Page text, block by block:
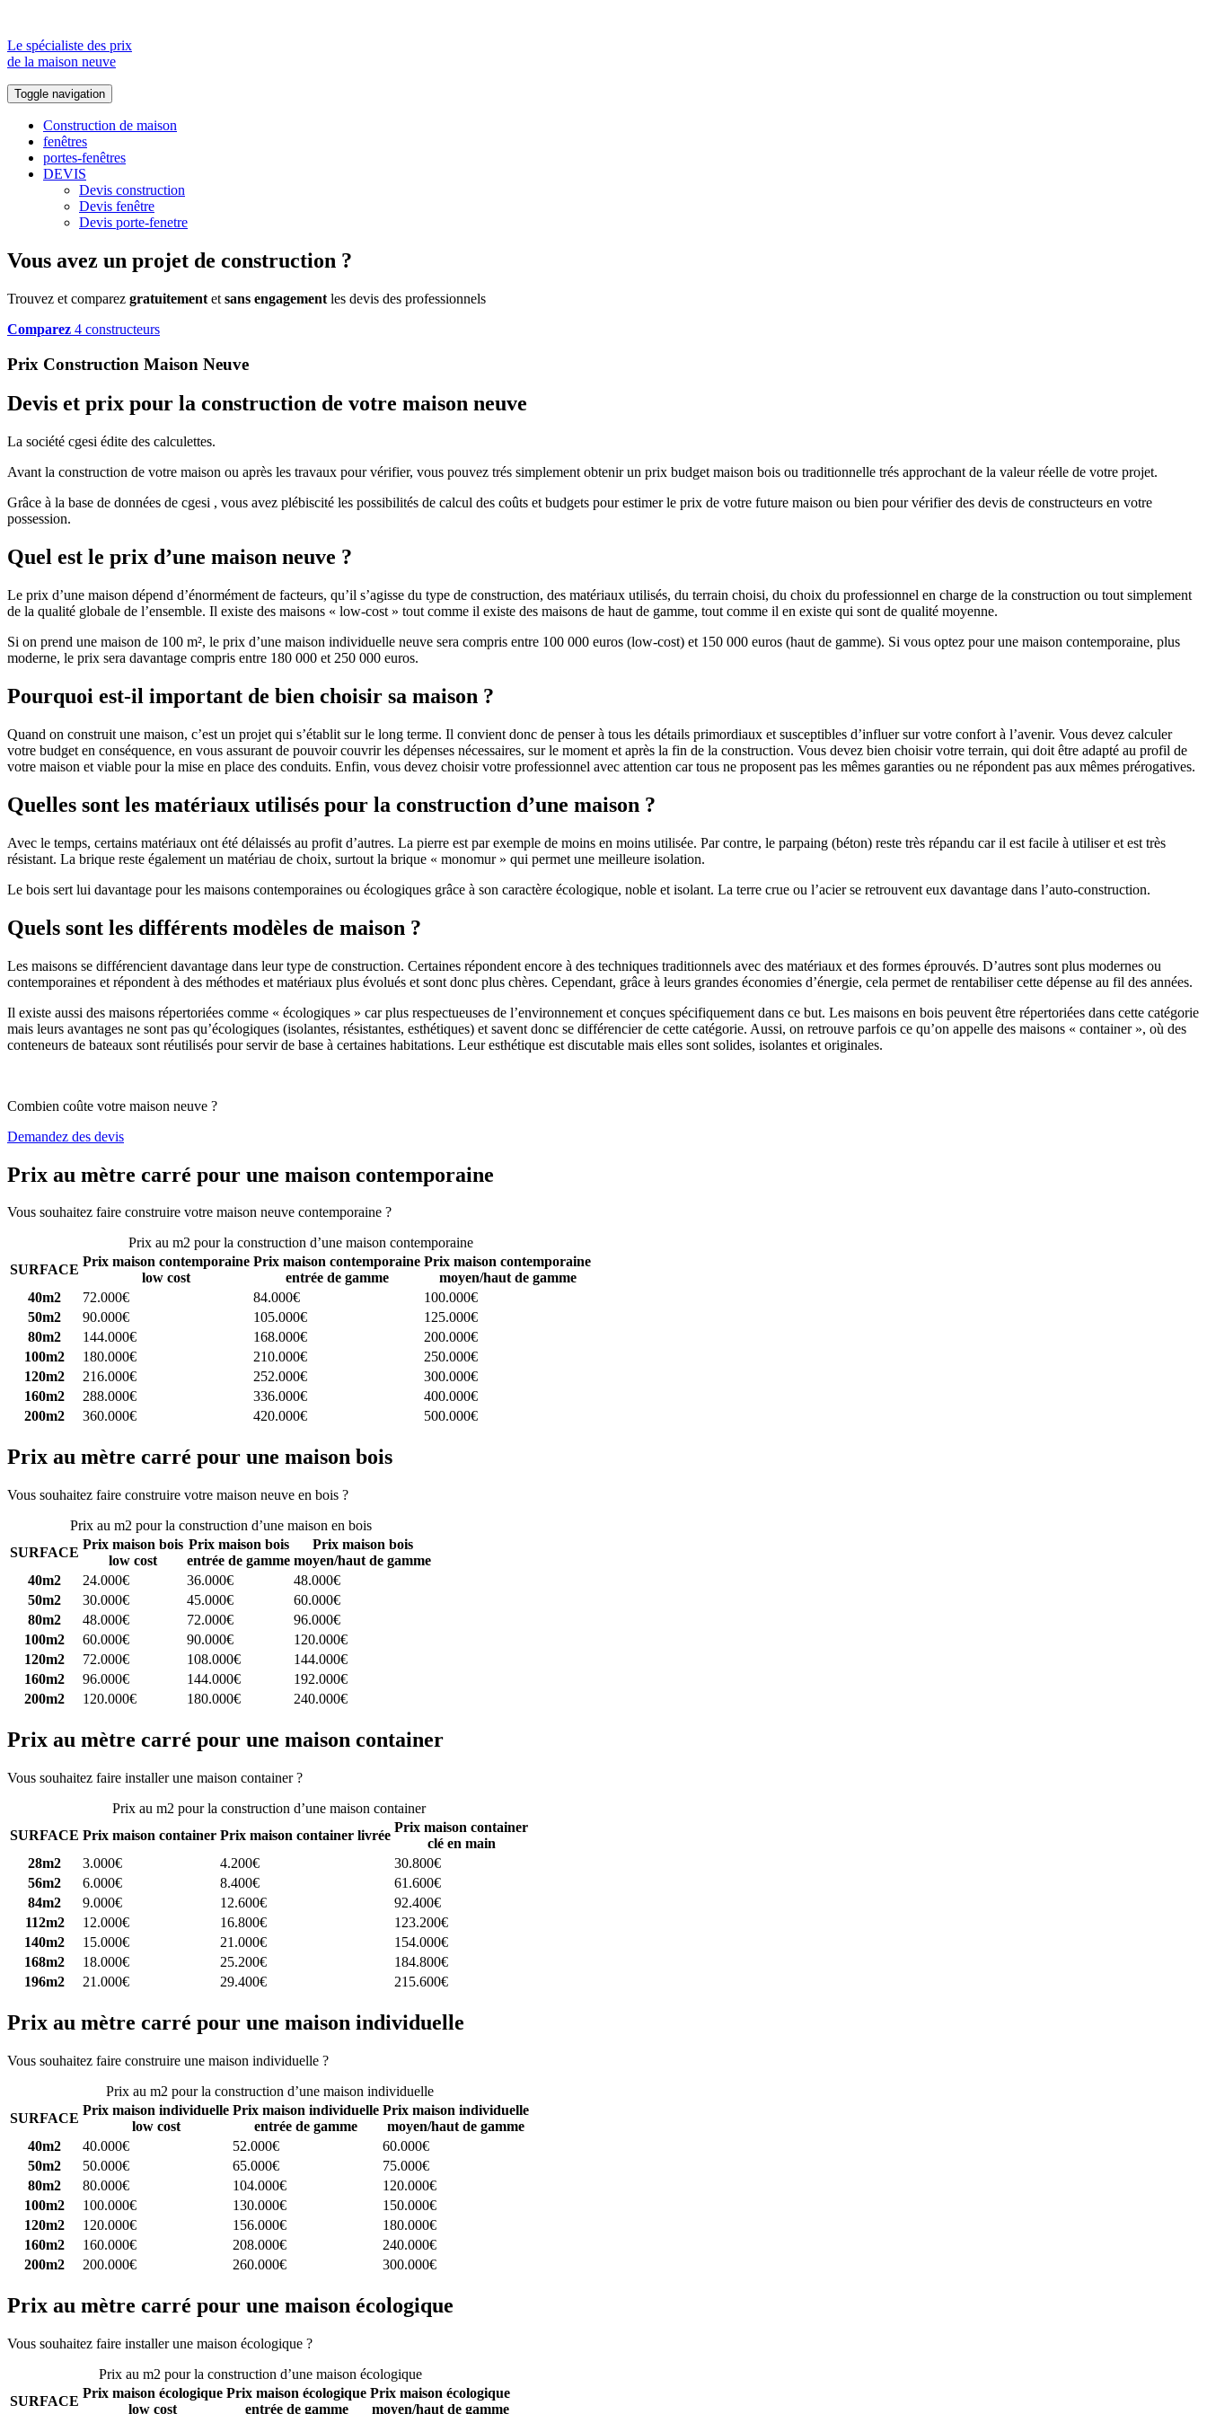
Le spécialiste des prix
de la maison neuve
Toggle navigation
Construction de maison
fenêtres
portes-fenêtres
DEVIS
Devis construction
Devis fenêtre
Devis porte-fenetre
Vous avez un projet de construction ?
Trouvez et comparez gratuitement et sans engagement les devis des professionnels
Comparez 4 constructeurs
Prix Construction Maison Neuve
Devis et prix pour la construction de votre maison neuve
La société cgesi édite des calculettes.
Avant la construction de votre maison ou après les travaux pour vérifier, vous pouvez trés simplement obtenir un prix budget maison bois ou traditionnelle trés approchant de la valeur réelle de votre projet.
Grâce à la base de données de cgesi , vous avez plébiscité les possibilités de calcul des coûts et budgets pour estimer le prix de votre future maison ou bien pour vérifier des devis de constructeurs en votre
possession.
Quel est le prix d’une maison neuve ?
Le prix d’une maison dépend d’énormément de facteurs, qu’il s’agisse du type de construction, des matériaux utilisés, du terrain choisi, du choix du professionnel en charge de la construction ou tout simplement
de la qualité globale de l’ensemble. Il existe des maisons « low-cost » tout comme il existe des maisons de haut de gamme, tout comme il en existe qui sont de qualité moyenne.
Si on prend une maison de 100 m², le prix d’une maison individuelle neuve sera compris entre 100 000 euros (low-cost) et 150 000 euros (haut de gamme). Si vous optez pour une maison contemporaine, plus
moderne, le prix sera davantage compris entre 180 000 et 250 000 euros.
Pourquoi est-il important de bien choisir sa maison ?
Quand on construit une maison, c’est un projet qui s’établit sur le long terme. Il convient donc de penser à tous les détails primordiaux et susceptibles d’influer sur votre confort à l’avenir. Vous devez calculer
votre budget en conséquence, en vous assurant de pouvoir couvrir les dépenses nécessaires, sur le moment et après la fin de la construction. Vous devez bien choisir votre terrain, qui doit être adapté au profil de
votre maison et viable pour la mise en place des conduits. Enfin, vous devez choisir votre professionnel avec attention car tous ne proposent pas les mêmes garanties ou ne répondent pas aux mêmes prérogatives.
Quelles sont les matériaux utilisés pour la construction d’une maison ?
Avec le temps, certains matériaux ont été délaissés au profit d’autres. La pierre est par exemple de moins en moins utilisée. Par contre, le parpaing (béton) reste très répandu car il est facile à utiliser et est très
résistant. La brique reste également un matériau de choix, surtout la brique « monomur » qui permet une meilleure isolation.
Le bois sert lui davantage pour les maisons contemporaines ou écologiques grâce à son caractère écologique, noble et isolant. La terre crue ou l’acier se retrouvent eux davantage dans l’auto-construction.
Quels sont les différents modèles de maison ?
Les maisons se différencient davantage dans leur type de construction. Certaines répondent encore à des techniques traditionnels avec des matériaux et des formes éprouvés. D’autres sont plus modernes ou
contemporaines et répondent à des méthodes et matériaux plus évolués et sont donc plus chères. Cependant, grâce à leurs grandes économies d’énergie, cela permet de rentabiliser cette dépense au fil des années.
Il existe aussi des maisons répertoriées comme « écologiques » car plus respectueuses de l’environnement et conçues spécifiquement dans ce but. Les maisons en bois peuvent être répertoriées dans cette catégorie
mais leurs avantages ne sont pas qu’écologiques (isolantes, résistantes, esthétiques) et savent donc se différencier de cette catégorie. Aussi, on retrouve parfois ce qu’on appelle des maisons « container », où des
conteneurs de bateaux sont réutilisés pour servir de base à certaines habitations. Leur esthétique est discutable mais elles sont solides, isolantes et originales.
Combien coûte votre maison neuve ?
Demandez des devis
Prix au mètre carré pour une maison contemporaine
Vous souhaitez faire construire votre maison neuve contemporaine ?
Prix au m2 pour la construction d’une maison contemporaine
SURFACE
Prix maison contemporaine
low cost
Prix maison contemporaine
entrée de gamme
Prix maison contemporaine
moyen/haut de gamme
40m2
72.000€ 84.000€
100.000€
50m2
90.000€ 105.000€
125.000€
80m2
144.000€ 168.000€
200.000€
100m2
180.000€ 210.000€
250.000€
120m2
216.000€ 252.000€
300.000€
160m2
288.000€ 336.000€
400.000€
200m2
360.000€ 420.000€ 500.000€
Prix au mètre carré pour une maison bois
Vous souhaitez faire construire votre maison neuve en bois ?
Prix au m2 pour la construction d’une maison en bois
SURFACE
Prix maison bois
low cost
Prix maison bois
entrée de gamme
Prix maison bois
moyen/haut de gamme
40m2
24.000€ 36.000€
48.000€
50m2
30.000€ 45.000€
60.000€
80m2
48.000€ 72.000€
96.000€
100m2
60.000€ 90.000€
120.000€
120m2
72.000€ 108.000€
144.000€
160m2
96.000€ 144.000€
192.000€
200m2
120.000€ 180.000€ 240.000€
Prix au mètre carré pour une maison container
Vous souhaitez faire installer une maison container ?
Prix au m2 pour la construction d’une maison container
SURFACE Prix maison container Prix maison container livrée
Prix maison container
clé en main
28m2
3.000€ 4.200€
30.800€
56m2
6.000€ 8.400€
61.600€
84m2
9.000€ 12.600€
92.400€
112m2
12.000€ 16.800€
123.200€
140m2
15.000€ 21.000€
154.000€
168m2
18.000€ 25.200€
184.800€
196m2
21.000€ 29.400€ 215.600€
Prix au mètre carré pour une maison individuelle
Vous souhaitez faire construire une maison individuelle ?
Prix au m2 pour la construction d’une maison individuelle
SURFACE
Prix maison individuelle
low cost
Prix maison individuelle
entrée de gamme
Prix maison individuelle
moyen/haut de gamme
40m2
40.000€ 52.000€
60.000€
50m2
50.000€ 65.000€
75.000€
80m2
80.000€ 104.000€
120.000€
100m2
100.000€ 130.000€
150.000€
120m2
120.000€ 156.000€
180.000€
160m2
160.000€ 208.000€
240.000€
200m2
200.000€ 260.000€ 300.000€
Prix au mètre carré pour une maison écologique
Vous souhaitez faire installer une maison écologique ?
Prix au m2 pour la construction d’une maison écologique
SURFACE
Prix maison écologique
low cost
Prix maison écologique
entrée de gamme
Prix maison écologique
moyen/haut de gamme